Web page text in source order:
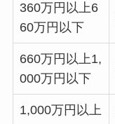
360万円以上6
60万円以下
660万円以上1,
000万円以下
1,000万円以上